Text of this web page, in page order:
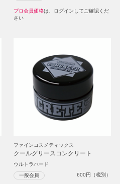
プロ会員価格は、ログインしてご確認くだ
さい
ファインコスメティックス
クールグリースコンクリート
ウルトラハード
一般会員 600円（税別）